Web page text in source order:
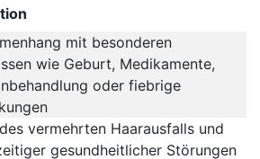
mit besonderen
wie Geburt, Medikamente,
oder fiebrige
vermehrten Haarausfalls und
gesundheitlicher Störungen